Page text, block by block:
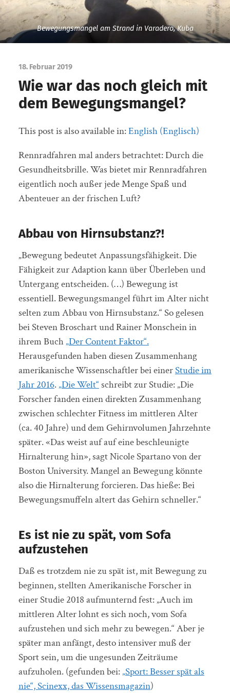
Bewegungsmangel am Strand in Varadero, Kuba
18. Februar 2019
Wie war das noch gleich mit
dem Bewegungsmangel?
This post is also available in:English(Englisch)
Rennradfahren mal anders betrachtet: Durch die
Gesundheitsbrille. Was bietet mir Rennradfahren
eigentlich noch außer jede Menge Spaß und
Abenteuer an der frischen Luft?
Abbau von Hirnsubstanz?!
„Bewegung bedeutet Anpassungsfähigkeit. Die
Fähigkeit zur Adaption kann über Überleben und
Untergang entscheiden. (…) Bewegung ist
essentiell. Bewegungsmangel führt im Alter nicht
selten zum Abbau von Hirnsubstanz.“ So gelesen
bei Steven Broschart und Rainer Monschein in
ihrem Buch „Der Content Faktor“.
Herausgefunden haben diesen Zusammenhang
amerikanische Wissenschaftler bei einerStudie im
Jahr 2016. „Die Welt“schreibt zur Studie: „Die
Forscher fanden einen direkten Zusammenhang
zwischen schlechter Fitness im mittleren Alter
(ca. 40 Jahre) und dem Gehirnvolumen Jahrzehnte
später. «Das weist auf auf eine beschleunigte
Hirnalterung hin», sagt Nicole Spartano von der
Boston University. Mangel an Bewegung könnte
also die Hirnalterung forcieren. Das hieße: Bei
Bewegungsmuffeln altert das Gehirn schneller.“
Es ist nie zu spät, vom Sofa
aufzustehen
Daß es trotzdem nie zu spät ist, mit Bewegung zu
beginnen, stellten Amerikanische Forscher in
einer Studie 2018 aufmunternd fest: „Auch im
mittleren Alter lohnt es sich noch, vom Sofa
aufzustehen und sich mehr zu bewegen.“ Aber je
später man anfängt, desto intensiver muß der
Sport sein, um die ungesunden Zeiträume
aufzuholen. (gefunden bei: „Sport: Besser spät als
nie“, Scinexx, das Wissensmagazin)